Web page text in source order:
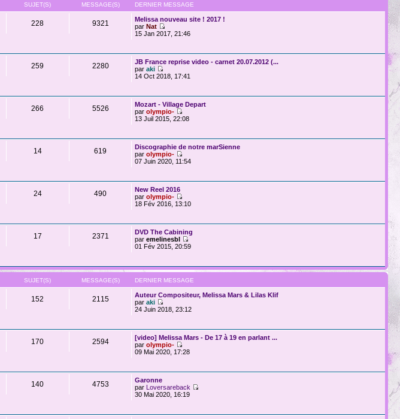
SUJET(S) MESSAGE(S) DERNIER MESSAGE
228 9321
Melissa nouveau site ! 2017 !
parNat
15 Jan 2017, 21:46
259 2280
JB France reprise video - carnet 20.07.2012 (...
paraki
14 Oct 2018, 17:41
266 5526
Mozart - Village Depart
parolympio-
13 Juil 2015, 22:08
14 619
Discographie de notre marSienne
parolympio-
07 Juin 2020, 11:54
24 490
New Reel 2016
parolympio-
18 Fév 2016, 13:10
17 2371
DVD The Cabining
paremelinesbl
01 Fév 2015, 20:59
SUJET(S) MESSAGE(S) DERNIER MESSAGE
152 2115
Auteur Compositeur, Melissa Mars & Lilas Klif
paraki
24 Juin 2018, 23:12
170 2594
[video] Melissa Mars - De 17 à 19 en parlant ...
parolympio-
09 Mai 2020, 17:28
140 4753
Garonne
par Loversareback
30 Mai 2020, 16:19